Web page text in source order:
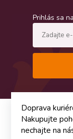
Prihlás sa
Doprava
Nakupujte
nechajte na